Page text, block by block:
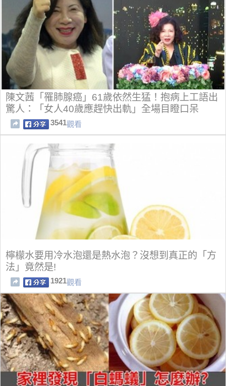
陳文茜「罹肺腺癌」61歲依然生猛！抱病上工語出
驚人：「女人40歲應趕快出軌」全場目瞪口呆
3541觀看
檸檬水要用冷水泡還是熱水泡？沒想到真正的「方
法」竟然是!
1921觀看